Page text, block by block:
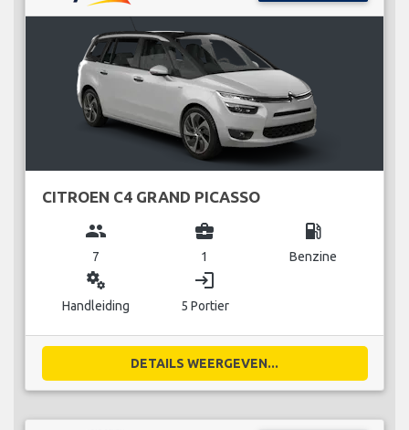
CITROEN C4 GRAND PICASSO
group
7
business_center
1
local_gas_station
Benzine
miscellaneous_services
Handleiding
login
5 Portier
DETAILS WEERGEVEN...